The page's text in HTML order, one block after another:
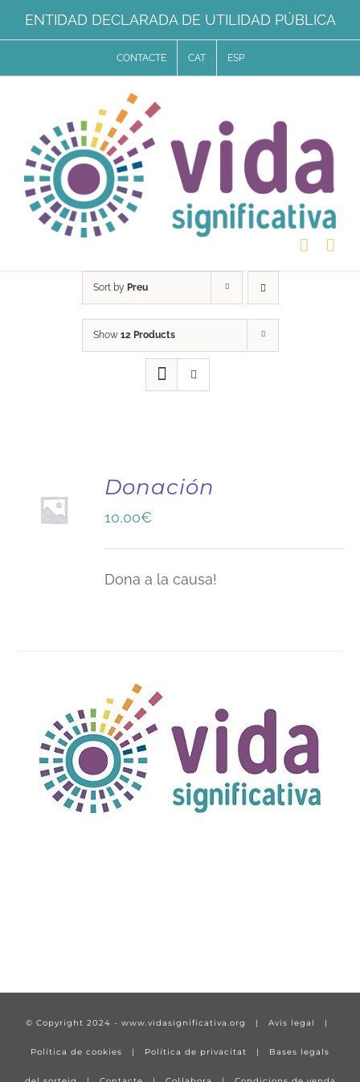
Skip
to
ENTIDAD DECLARADA DE UTILIDAD PÚBLICA
CONTACTE CAT ESP
Sort by Preu
Show 12 Products
A LA
CISTELLA
Donación
10,00€
Dona a la causa!
© Copyright 2024 - www.vidasignificativa.org | Avís legal |
Política de cookies | Política de privacitat | Bases legals